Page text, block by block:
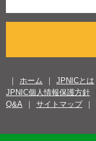
ホーム JPNICとは
JPNIC個人情報保護方針
Q&A
サイトマップ